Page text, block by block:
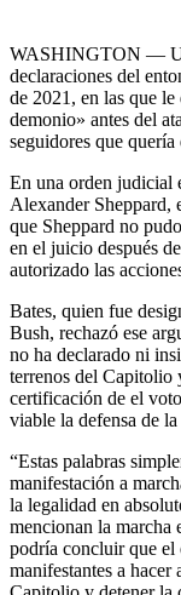
WASHINGTON —
declaraciones del
de 2021, en las que
demonio» antes del
seguidores que
En una orden judicial
Alexander Sheppard,
que Sheppard no
en el juicio después
autorizado las
Bates, quien fue
Bush, rechazó ese
no ha declarado ni
terrenos del
certificación de el
viable la defensa de
“Estas palabras
manifestación a
la legalidad en
mencionan la marcha
podría concluir que el
manifestantes a